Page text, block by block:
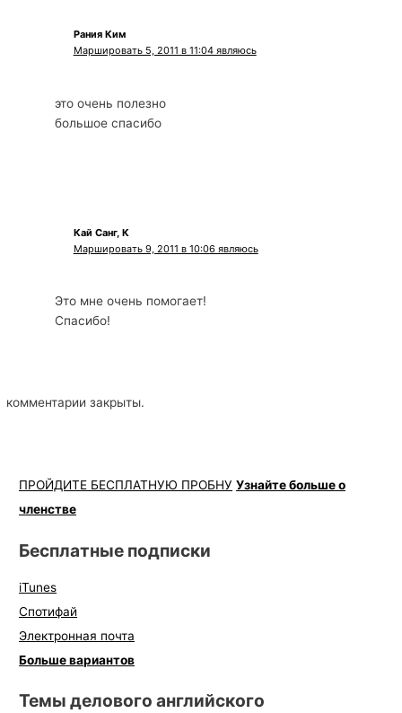
Рания Ким
Маршировать 5, 2011 в 11:04 являюсь
это очень полезно
большое спасибо
Кай Санг, К
Маршировать 9, 2011 в 10:06 являюсь
Это мне очень помогает!
Спасибо!
комментарии закрыты.
ПРОЙДИТЕ БЕСПЛАТНУЮ ПРОБНУ Узнайте больше о
членстве
Бесплатные подписки
iTunes
Спотифай
Электронная почта
Больше вариантов
Темы делового английского